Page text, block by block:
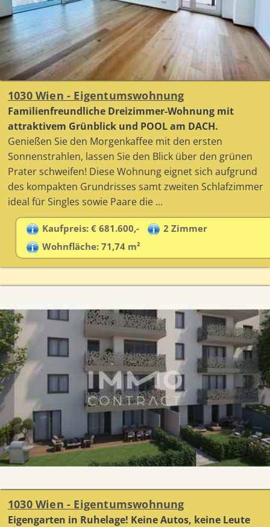
1030 Wien - Eigentumswohnung
Familienfreundliche Dreizimmer-Wohnung mit
attraktivem Grünblick und POOL am DACH.
Genießen Sie den Morgenkaffee mit den ersten
Sonnenstrahlen, lassen Sie den Blick über den grünen
Prater schweifen! Diese Wohnung eignet sich aufgrund
des kompakten Grundrisses samt zweiten Schlafzimmer
ideal für Singles sowie Paare die ...
Kaufpreis: € 681.600,-
2 Zimmer
Wohnfläche: 71,74 m²
1030 Wien - Eigentumswohnung
Eigengarten in Ruhelage! Keine Autos, keine Leute